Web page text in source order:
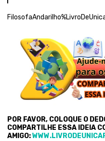
POR FAVOR, COLOQUE O
COMPARTILHE ESSA IDEIA
AMIGO: